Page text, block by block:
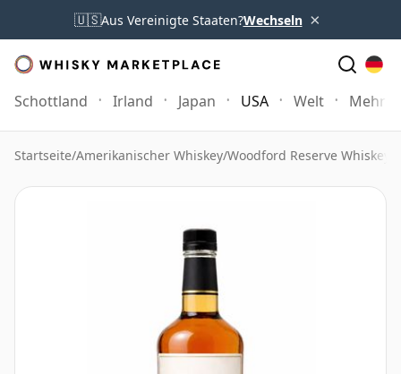
🇺🇸Aus Vereinigte Staaten?Wechseln ×
Schottland Irland Japan USA Welt Mehr
Startseite/Amerikanischer Whiskey/Woodford Reserve Whiskey